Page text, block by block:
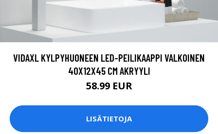
VIDAXL KYLPYHUONEEN LED-PEILIKAAPPI VALKOINEN
40X12X45 CM AKRYYLI
58.99 EUR
LISÄTIETOJA